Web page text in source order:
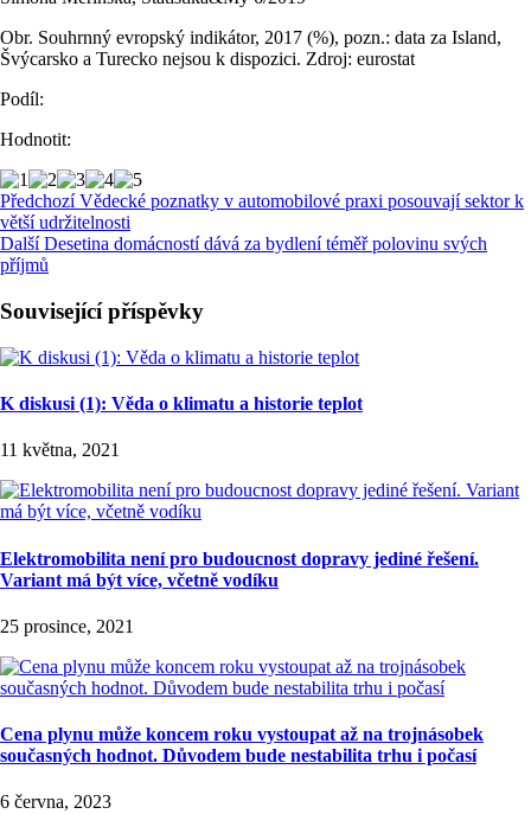
Obr. Souhrnný evropský indikátor, 2017 (%), pozn.: data za Island,
Švýcarsko a Turecko nejsou k dispozici. Zdroj: eurostat
Podíl:
Hodnotit:
Předchozí Vědecké poznatky v automobilové praxi posouvají sektor k
větší udržitelnosti
Další Desetina domácností dává za bydlení téměř polovinu svých
příjmů
Související příspěvky
K diskusi (1): Věda o klimatu a historie teplot
11 května, 2021
Elektromobilita není pro budoucnost dopravy jediné řešení.
Variant má být více, včetně vodíku
25 prosince, 2021
Cena plynu může koncem roku vystoupat až na trojnásobek
současných hodnot. Důvodem bude nestabilita trhu i počasí
6 června, 2023